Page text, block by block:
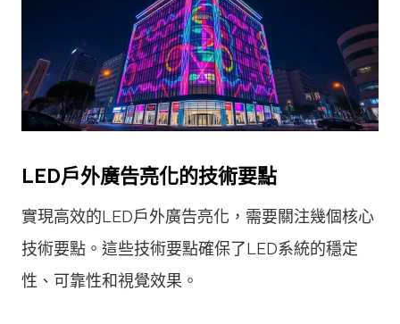
LED戶外廣告亮化的技術要點
實現高效的LED戶外廣告亮化，需要關注幾個核心
技術要點。這些技術要點確保了LED系統的穩定
性、可靠性和視覺效果。